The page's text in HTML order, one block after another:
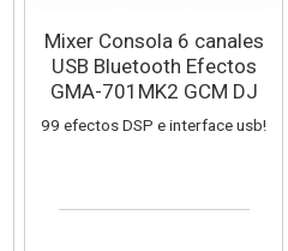
Mixer Consola 6 canales
USB Bluetooth Efectos
GMA-701MK2 GCM DJ
Line
99 efectos DSP e interface usb!